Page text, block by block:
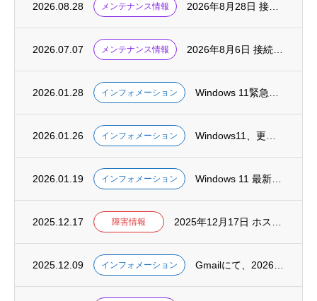
2026.08.28 メンテナンス情報
2026.07.07 メンテナンス情報
2026.01.28 インフォメーション
2026.01.26 インフォメーション
2026.01.19 インフォメーション
2025.12.17 障害情報
2025.12.09 インフォメーション